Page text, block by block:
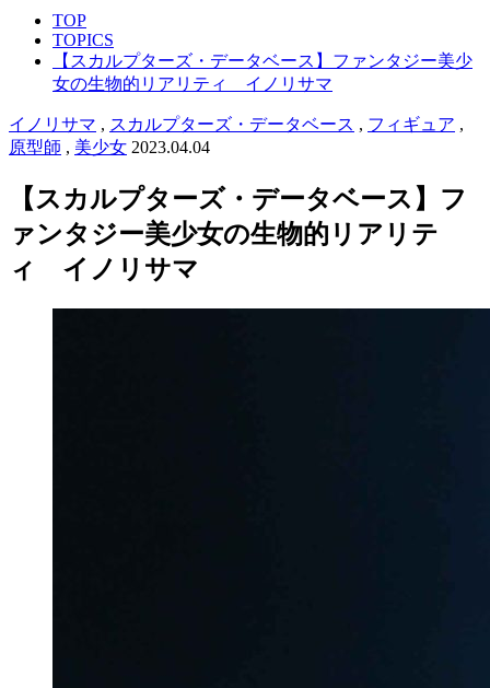
TOP
TOPICS
【スカルプターズ・データベース】ファンタジー美少
女の生物的リアリティ イノリサマ
イノリサマ , スカルプターズ・データベース , フィギュア ,
原型師 , 美少女 2023.04.04
【スカルプターズ・データベース】フ
ァンタジー美少女の生物的リアリテ
ィ イノリサマ